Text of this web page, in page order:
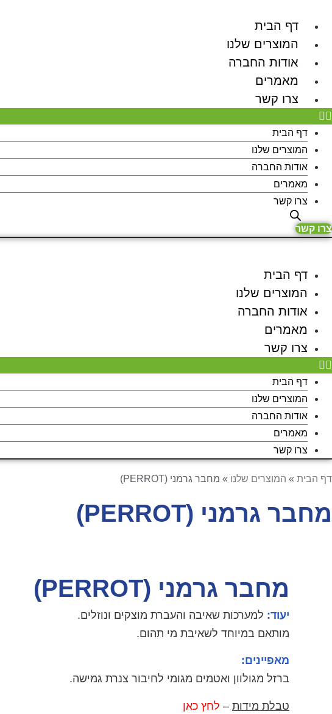
לתוכן
דף הבית
המוצרים שלנו
אודות החברה
מאמרים
צרו קשר
דף הבית
המוצרים שלנו
אודות החברה
מאמרים
צרו קשר
צרו קשר
דף הבית
המוצרים שלנו
אודות החברה
מאמרים
צרו קשר
דף הבית
המוצרים שלנו
אודות החברה
מאמרים
צרו קשר
דף הבית » המוצרים שלנו » מחבר גרמני (PERROT)
מחבר גרמני (PERROT)
מחבר גרמני (PERROT)
יעוד: למערכות שאיבה והעברת מוצקים ונוזלים.
מותאם במיוחד לשאיבת מי תהום.
מאפיינים:
ברזל מגולוון ואטמים מגומי לחיבור צנרת גמישה.
טבלת מידות – לחץ כאן